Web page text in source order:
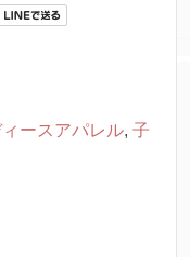
ィースアパレル, 子